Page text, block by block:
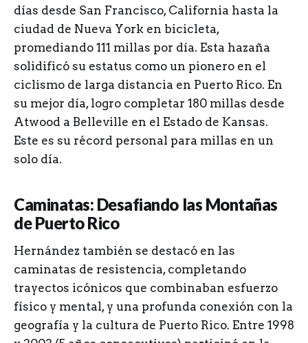
días desde San Francisco, California hasta la
ciudad de Nueva York en bicicleta,
promediando 111 millas por día. Esta hazaña
solidificó su estatus como un pionero en el
ciclismo de larga distancia en Puerto Rico. En
su mejor día, logro completar 180 millas desde
Atwood a Belleville en el Estado de Kansas.
Este es su récord personal para millas en un
solo día.
Caminatas: Desafiando las Montañas
de Puerto Rico
Hernández también se destacó en las
caminatas de resistencia, completando
trayectos icónicos que combinaban esfuerzo
físico y mental, y una profunda conexión con la
geografía y la cultura de Puerto Rico. Entre 1998